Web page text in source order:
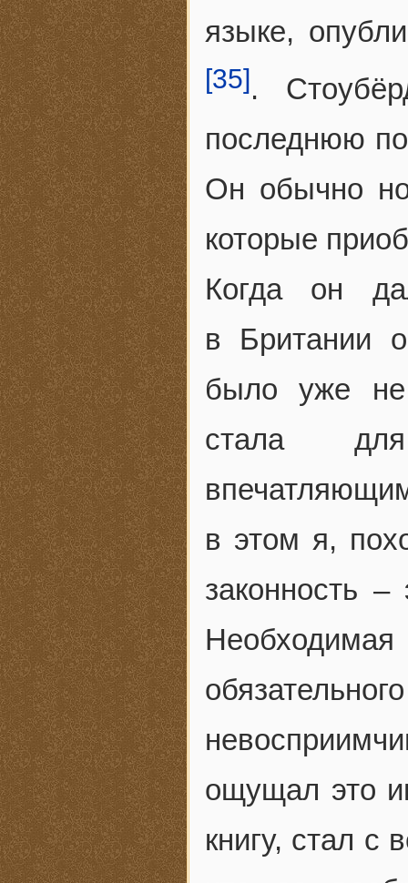
языке,
[35].
последнюю
Он обычно
которые
Когда он
в Британии
было уже не
стала для
в этом я,
законность –
ощущал это
книгу, стал с